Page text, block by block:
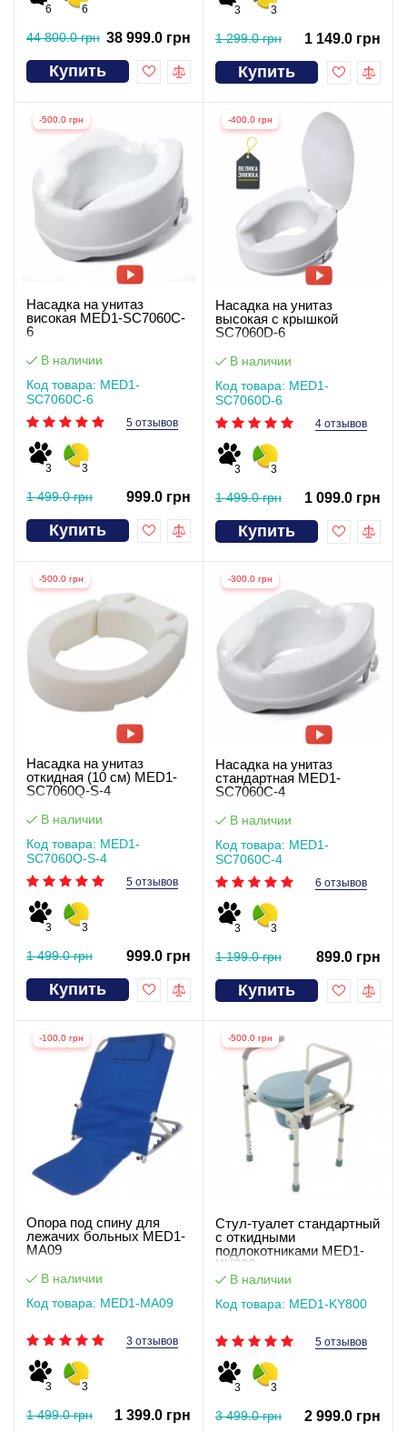
6 6
44 800.0 грн 38 999.0 грн
Купить
3 3
1 299.0 грн 1 149.0 грн
Купить
-500.0 грн
Насадка на унитаз
високая MED1-SC7060C-
6
В наличии
Код товара: MED1-
SC7060C-6
5 отзывов
3 3
1 499.0 грн 999.0 грн
Купить
-400.0 грн
Насадка на унитаз
высокая с крышкой
SC7060D-6
В наличии
Код товара: MED1-
SC7060D-6
4 отзывов
3 3
1 499.0 грн 1 099.0 грн
Купить
-500.0 грн
Насадка на унитаз
откидная (10 см) MED1-
SC7060Q-S-4
В наличии
Код товара: MED1-
SC7060Q-S-4
5 отзывов
3 3
1 499.0 грн 999.0 грн
Купить
-300.0 грн
Насадка на унитаз
стандартная MED1-
SC7060C-4
В наличии
Код товара: MED1-
SC7060C-4
6 отзывов
3 3
1 199.0 грн 899.0 грн
Купить
-100.0 грн
Опора под спину для
лежачих больных MED1-
MA09
В наличии
Код товара: MED1-MA09
3 отзывов
3 3
1 499.0 грн 1 399.0 грн
-500.0 грн
Стул-туалет стандартный
с откидными
подлокотниками MED1-
KY800
В наличии
Код товара: MED1-KY800
5 отзывов
3 3
3 499.0 грн 2 999.0 грн